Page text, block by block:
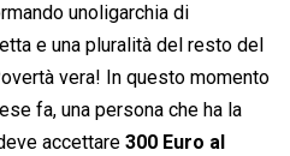
unoligarchia di
e una pluralità del resto del
vera! In questo momento
fa, una persona che ha la
accettare 300 Euro al